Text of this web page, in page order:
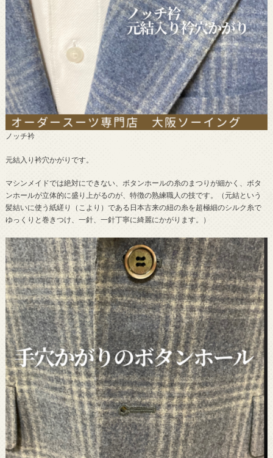
ノッチ衿
元結入り衿穴かがりです。
マシンメイドでは絶対にできない、ボタンホールの糸のまつりが細かく、ボタ
ンホールが立体的に盛り上がるのが、特徴の熟練職人の技です。（元結という
髪結いに使う紙縒り（こより）である日本古来の紐の糸を超極細のシルク糸で
ゆっくりと巻きつけ、一針、一針丁寧に綺麗にかがります。）